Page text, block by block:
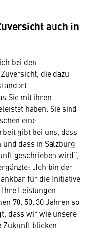
auch in
bei den
die dazu
Sie mit ihren
haben. Sie sind
eine
gibt bei uns, dass
dass in Salzburg
geschrieben wird“,
„Ich bin der
für die Initiative
Ihre Leistungen
70, 50, 30 Jahren so
dass wir wie unsere
Zukunft blicken